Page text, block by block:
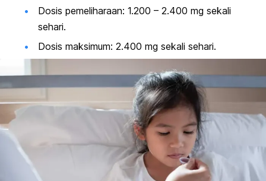
Dosis pemeliharaan: 1.200 – 2.400 mg sekali
sehari.
Dosis maksimum: 2.400 mg sekali sehari.